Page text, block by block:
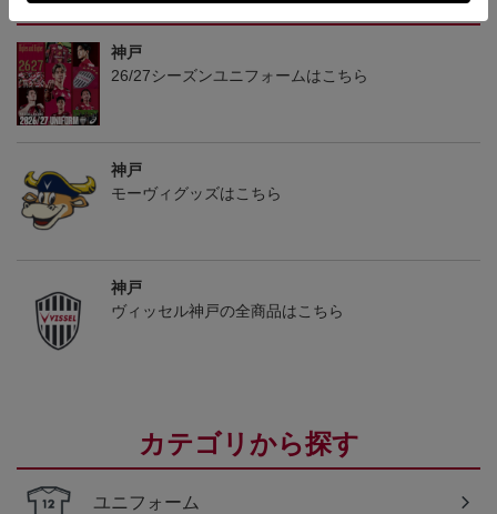
神戸
26/27シーズンユニフォームはこちら
神戸
モーヴィグッズはこちら
神戸
ヴィッセル神戸の全商品はこちら
カテゴリから探す
ユニフォーム